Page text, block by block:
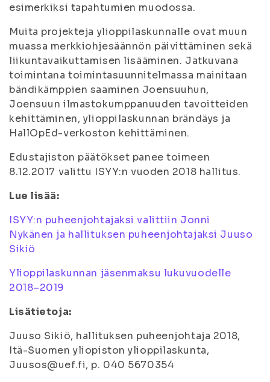
esimerkiksi tapahtumien muodossa.
Muita projekteja ylioppilaskunnalle ovat muun
muassa merkkiohjesäännön päivittäminen sekä
liikuntavaikuttamisen lisääminen. Jatkuvana
toimintana toimintasuunnitelmassa mainitaan
bändikämppien saaminen Joensuuhun,
Joensuun ilmastokumppanuuden tavoitteiden
kehittäminen, ylioppilaskunnan brändäys ja
HallOpEd-verkoston kehittäminen.
Edustajiston päätökset panee toimeen
8.12.2017 valittu ISYY:n vuoden 2018 hallitus.
Lue lisää:
ISYY:n puheenjohtajaksi valittiin Jonni
Nykänen ja hallituksen puheenjohtajaksi Juuso
Sikiö
Ylioppilaskunnan jäsenmaksu lukuvuodelle
2018–2019
Lisätietoja:
Juuso Sikiö, hallituksen puheenjohtaja 2018,
Itä-Suomen yliopiston ylioppilaskunta,
Juusos@uef.fi, p. 040 5670354